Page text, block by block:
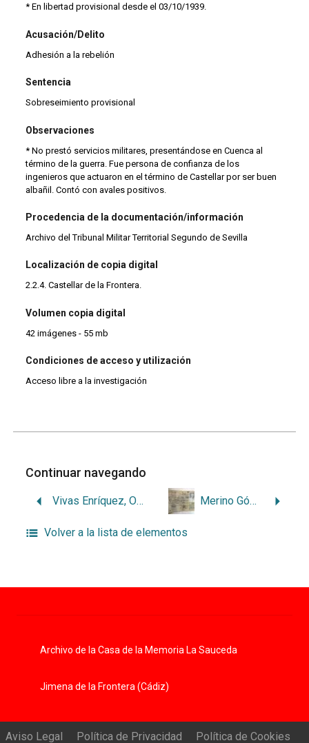
* En libertad provisional desde el 03/10/1939.
Acusación/Delito
Adhesión a la rebelión
Sentencia
Sobreseimiento provisional
Observaciones
* No prestó servicios militares, presentándose en Cuenca al
término de la guerra. Fue persona de confianza de los
ingenieros que actuaron en el término de Castellar por ser buen
albañil. Contó con avales positivos.
Procedencia de la documentación/información
Archivo del Tribunal Militar Territorial Segundo de Sevilla
Localización de copia digital
2.2.4. Castellar de la Frontera.
Volumen copia digital
42 imágenes - 55 mb
Condiciones de acceso y utilización
Acceso libre a la investigación
Continuar navegando
Vivas Enríquez, Otilio Merino Gómez, José
Volver a la lista de elementos
Archivo de la Casa de la Memoria La Sauceda
Jimena de la Frontera (Cádiz)
Aviso Legal Política de Privacidad Política de Cookies